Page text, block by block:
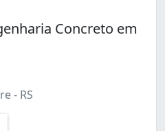
Concreto em
- RS